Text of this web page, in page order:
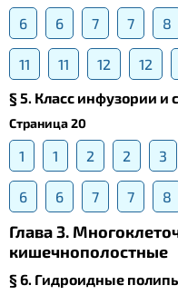
6 6 7 7 8
11 11 12 12
§ 5. Класс инфузории и
Страница 20
1 1 2 2 3
6 6 7 7 8
Глава 3.
кишечнополостные
§ 6. Гидроидные